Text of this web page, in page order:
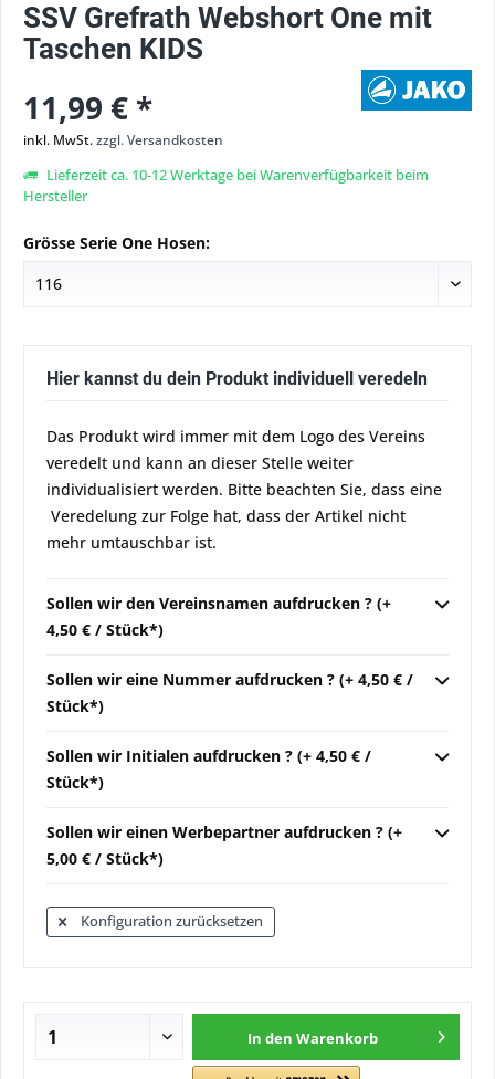
SSV Grefrath Webshort One mit
Taschen KIDS
11,99 € *
inkl. MwSt.zzgl. Versandkosten
Lieferzeit ca. 10-12 Werktage bei Warenverfügbarkeit beim
Hersteller
Grösse Serie One Hosen:
Hier kannst du dein Produkt individuell veredeln
Das Produkt wird immer mit dem Logo des Vereins
veredelt und kann an dieser Stelle weiter
individualisiert werden. Bitte beachten Sie, dass eine
Veredelung zur Folge hat, dass der Artikel nicht
mehr umtauschbar ist.
Sollen wir den Vereinsnamen aufdrucken ? (+
4,50 € / Stück*)
Sollen wir eine Nummer aufdrucken ? (+ 4,50 € /
Stück*)
Sollen wir Initialen aufdrucken ? (+ 4,50 € /
Stück*)
Sollen wir einen Werbepartner aufdrucken ? (+
5,00 € / Stück*)
Konfiguration zurücksetzen
In den Warenkorb